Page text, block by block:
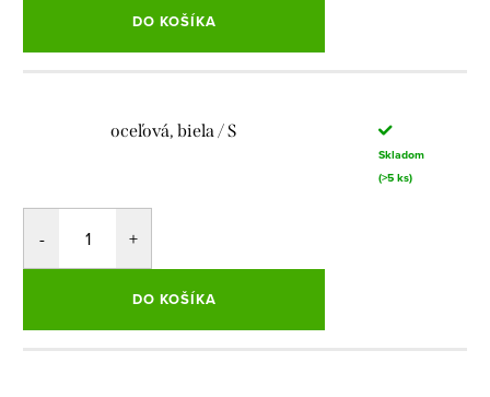
DO KOŠÍKA
oceľová, biela / S
Skladom
(>5 ks)
DO KOŠÍKA